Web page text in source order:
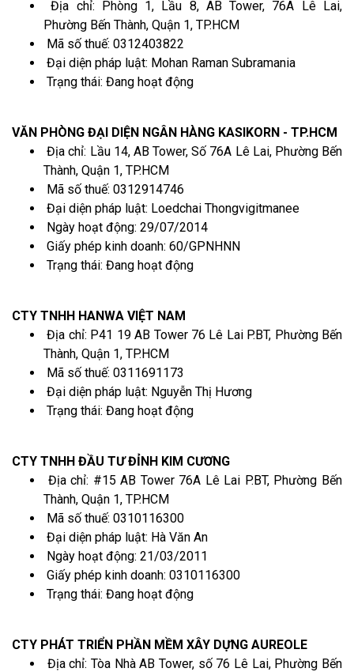
Địa chỉ: Phòng 1, Lầu 8, AB Tower, 76A Lê Lai,
Phường Bến Thành, Quận 1, TP.HCM
Mã số thuế: 0312403822
Đại diện pháp luật: Mohan Raman Subramania
Trạng thái: Đang hoạt động
VĂN PHÒNG ĐẠI DIỆN NGÂN HÀNG KASIKORN - TP.HCM
Địa chỉ: Lầu 14, AB Tower, Số 76A Lê Lai, Phường Bến
Thành, Quận 1, TP.HCM
Mã số thuế: 0312914746
Đại diện pháp luật: Loedchai Thongvigitmanee
Ngày hoạt động: 29/07/2014
Giấy phép kinh doanh: 60/GPNHNN
Trạng thái: Đang hoạt động
CTY TNHH HANWA VIỆT NAM
Địa chỉ: P41 19 AB Tower 76 Lê Lai P.BT, Phường Bến
Thành, Quận 1, TP.HCM
Mã số thuế: 0311691173
Đại diện pháp luật: Nguyễn Thị Hương
Trạng thái: Đang hoạt động
CTY TNHH ĐẦU TƯ ĐỈNH KIM CƯƠNG
Địa chỉ: #15 AB Tower 76A Lê Lai P.BT, Phường Bến
Thành, Quận 1, TP.HCM
Mã số thuế: 0310116300
Đại diện pháp luật: Hà Văn An
Ngày hoạt động: 21/03/2011
Giấy phép kinh doanh: 0310116300
Trạng thái: Đang hoạt động
CTY PHÁT TRIỂN PHẦN MỀM XÂY DỰNG AUREOLE
Địa chỉ: Tòa Nhà AB Tower, số 76 Lê Lai, Phường Bến